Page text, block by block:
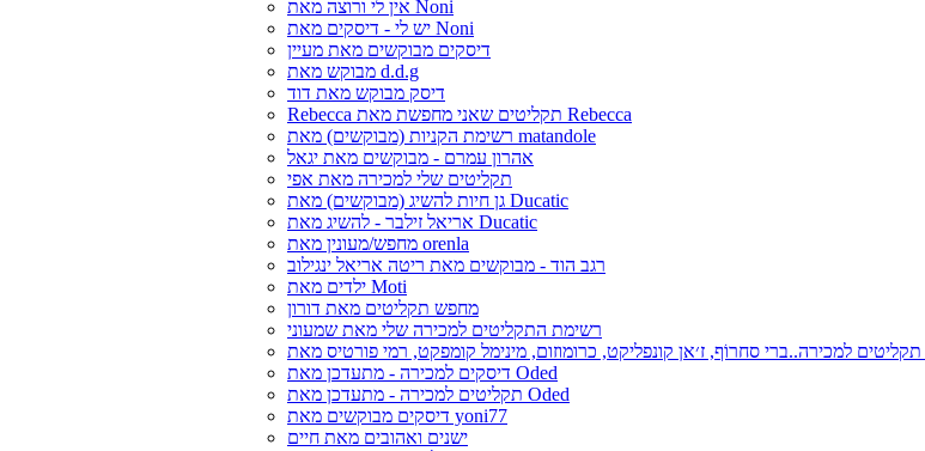
אין לי ורוצה מאת Noni
יש לי - דיסקים מאת Noni
דיסקים מבוקשים מאת מעיין
מבוקש מאת d.d.g
דיסק מבוקש מאת דוד
Rebecca תקליטים שאני מחפשת מאת Rebecca
רשימת הקניות (מבוקשים) מאת matandole
אהרון עמרם - מבוקשים מאת יגאל
תקליטים שלי למכירה מאת אפי
גן חיות להשיג (מבוקשים) מאת Ducatic
אריאל זילבר - להשיג מאת Ducatic
מחפש/מעונין מאת orenla
רגב הוד - מבוקשים מאת ריטה אריאל ינגילוב
ילדים מאת Moti
מחפש תקליטים מאת דורון
רשימת התקליטים למכירה שלי מאת שמעוני
דיסקים למכירה - מתעדכן מאת Oded
תקליטים למכירה - מתעדכן מאת Oded
דיסקים מבוקשים מאת yoni77
ישנים ואהובים מאת חיים